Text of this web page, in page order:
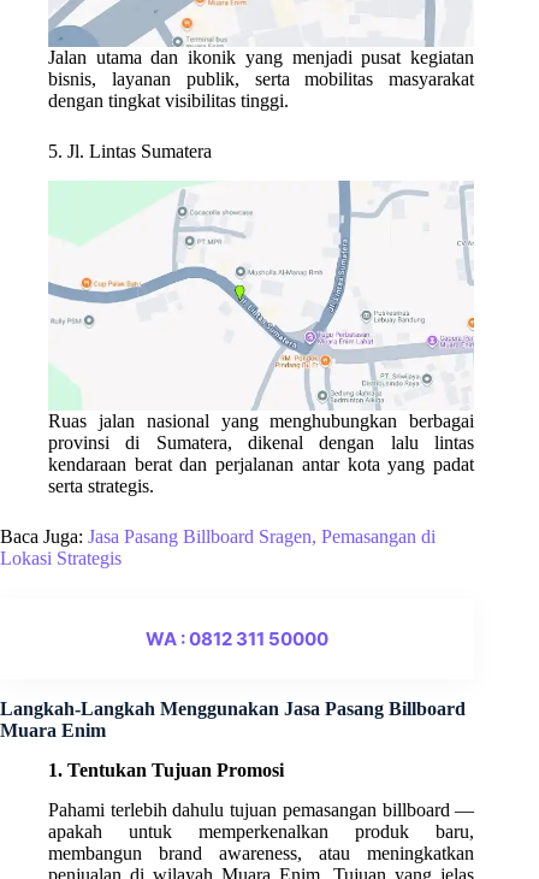
Jalan utama dan ikonik yang menjadi pusat kegiatan
bisnis, layanan publik, serta mobilitas masyarakat
dengan tingkat visibilitas tinggi.
5. Jl. Lintas Sumatera
Ruas jalan nasional yang menghubungkan berbagai
provinsi di Sumatera, dikenal dengan lalu lintas
kendaraan berat dan perjalanan antar kota yang padat
serta strategis.
Baca Juga: Jasa Pasang Billboard Sragen, Pemasangan di
Lokasi Strategis
WA : 0812 311 50000
Langkah-Langkah Menggunakan Jasa Pasang Billboard
Muara Enim
1. Tentukan Tujuan Promosi
Pahami terlebih dahulu tujuan pemasangan billboard —
apakah untuk memperkenalkan produk baru,
membangun brand awareness, atau meningkatkan
penjualan di wilayah Muara Enim. Tujuan yang jelas